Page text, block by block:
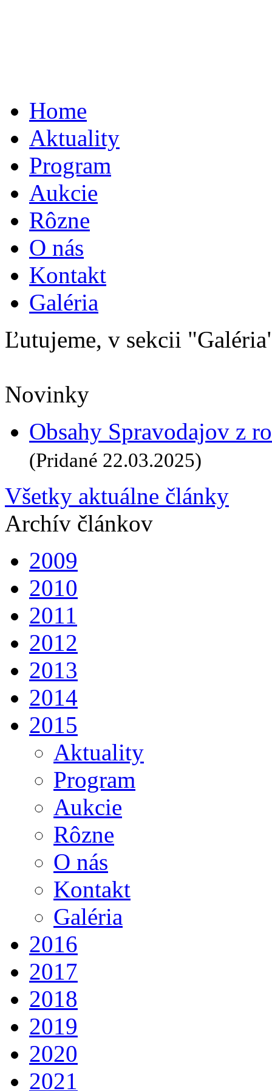
Home
Aktuality
Program
Aukcie
Rôzne
O nás
Kontakt
Galéria
Ľutujeme, v sekcii
Novinky
Obsahy Spravodajov z
(Pridané 22.03.2025)
Všetky aktuálne články
Archív článkov
2009
2010
2011
2012
2013
2014
2015
Aktuality
Program
Aukcie
Rôzne
O nás
Kontakt
Galéria
2016
2017
2018
2019
2020
2021